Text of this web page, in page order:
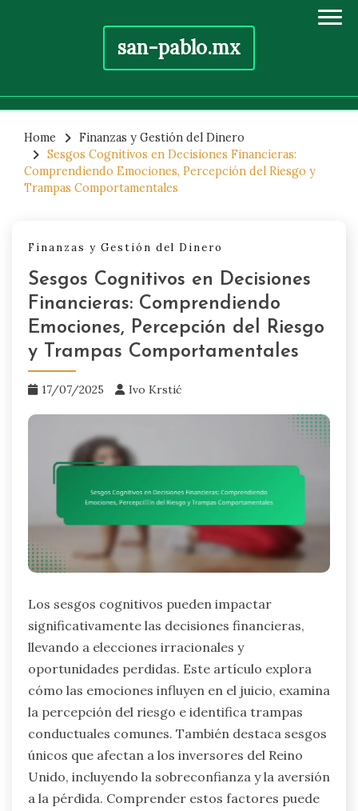
san-pablo.mx
content
Home
Finanzas y Gestión del Dinero
Sesgos Cognitivos en Decisiones Financieras:
Comprendiendo Emociones, Percepción del Riesgo y
Trampas Comportamentales
Finanzas y Gestión del Dinero
Sesgos Cognitivos en Decisiones
Financieras: Comprendiendo
Emociones, Percepción del Riesgo
y Trampas Comportamentales
17/07/2025 Ivo Krstić
Los sesgos cognitivos pueden impactar
significativamente las decisiones financieras,
llevando a elecciones irracionales y
oportunidades perdidas. Este artículo explora
cómo las emociones influyen en el juicio, examina
la percepción del riesgo e identifica trampas
conductuales comunes. También destaca sesgos
únicos que afectan a los inversores del Reino
Unido, incluyendo la sobreconfianza y la aversión
a la pérdida. Comprender estos factores puede